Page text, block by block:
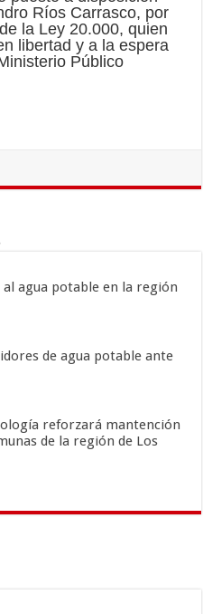
Ríos Carrasco, por
la Ley 20.000, quien
libertad y a la espera
Público
agua potable en la región
de agua potable ante
reforzará mantención
de la región de Los